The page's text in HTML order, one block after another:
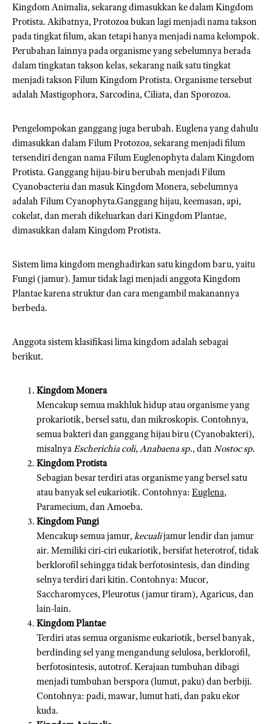
Kingdom Animalia, sekarang dimasukkan ke dalam Kingdom
Protista. Akibatnya, Protozoa bukan lagi menjadi nama takson
pada tingkat filum, akan tetapi hanya menjadi nama kelompok.
Perubahan lainnya pada organisme yang sebelumnya berada
dalam tingkatan takson kelas, sekarang naik satu tingkat
menjadi takson Filum Kingdom Protista. Organisme tersebut
adalah Mastigophora, Sarcodina, Ciliata, dan Sporozoa.
Pengelompokan ganggang juga berubah. Euglena yang dahulu
dimasukkan dalam Filum Protozoa, sekarang menjadi filum
tersendiri dengan nama Filum Euglenophyta dalam Kingdom
Protista. Ganggang hijau-biru berubah menjadi Filum
Cyanobacteria dan masuk Kingdom Monera, sebelumnya
adalah Filum Cyanophyta.Ganggang hijau, keemasan, api,
cokelat, dan merah dikeluarkan dari Kingdom Plantae,
dimasukkan dalam Kingdom Protista.
Sistem lima kingdom menghadirkan satu kingdom baru, yaitu
Fungi (jamur). Jamur tidak lagi menjadi anggota Kingdom
Plantae karena struktur dan cara mengambil makanannya
berbeda.
Anggota sistem klasifikasi lima kingdom adalah sebagai
berikut.
Kingdom Monera
Mencakup semua makhluk hidup atau organisme yang
prokariotik, bersel satu, dan mikroskopis. Contohnya,
semua bakteri dan ganggang hijau biru (Cyanobakteri),
misalnyaEscherichia coli,Anabaena sp., danNostoc sp.
Kingdom Protista
Sebagian besar terdiri atas organisme yang bersel satu
atau banyak sel eukariotik. Contohnya: Euglena,
Paramecium, dan Amoeba.
Kingdom Fungi
Mencakup semua jamur,kecualijamur lendir dan jamur
air. Memiliki ciri-ciri eukariotik, bersifat heterotrof, tidak
berklorofil sehingga tidak berfotosintesis, dan dinding
selnya terdiri dari kitin. Contohnya: Mucor,
Saccharomyces, Pleurotus (jamur tiram), Agaricus, dan
lain-lain.
Kingdom Plantae
Terdiri atas semua organisme eukariotik, bersel banyak,
berdinding sel yang mengandung selulosa, berklorofil,
berfotosintesis, autotrof. Kerajaan tumbuhan dibagi
menjadi tumbuhan berspora (lumut, paku) dan berbiji.
Contohnya: padi, mawar, lumut hati, dan paku ekor
kuda.